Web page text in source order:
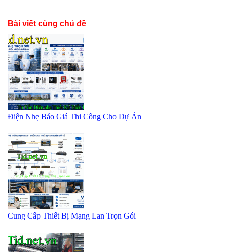
Bài viết cùng chủ đề
Điện Nhẹ Báo Giá Thi Công Cho Dự Án
Cung Cấp Thiết Bị Mạng Lan Trọn Gói